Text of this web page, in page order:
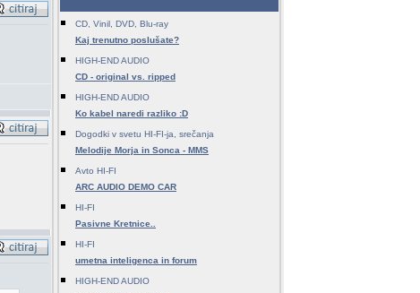
CD, Vinil, DVD, Blu-ray
Kaj trenutno poslušate?
HIGH-END AUDIO
CD - original vs. ripped
HIGH-END AUDIO
Ko kabel naredi razliko :D
Dogodki v svetu HI-FI-ja, srečanja
Melodije Morja in Sonca - MMS
Avto HI-FI
ARC AUDIO DEMO CAR
HI-FI
Pasivne Kretnice..
HI-FI
umetna inteligenca in forum
HIGH-END AUDIO